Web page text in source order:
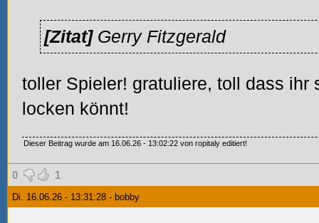
[Zitat] Gerry Fitzgerald
toller Spieler! gratuliere, toll dass ihr
locken könnt!
Dieser Beitrag wurde am 16.06.26 - 13:02:22 von ropitaly editiert!
0 1
Di. 16.06.26 - 13:31:28 - bobby